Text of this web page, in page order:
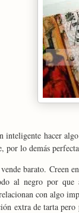
inteligente hacer
por lo demás
barato. Creen
al negro por que
con algo
extra de tarta